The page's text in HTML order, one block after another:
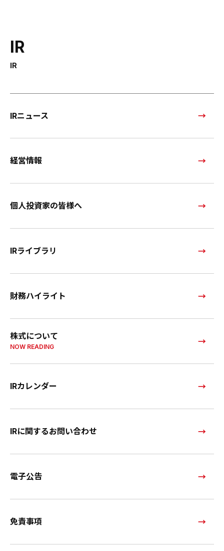
IR
IR
IRニュース
経営情報
個人投資家の皆様へ
IRライブラリ
財務ハイライト
株式について
NOW READING
IRカレンダー
IRに関するお問い合わせ
電子公告
免責事項